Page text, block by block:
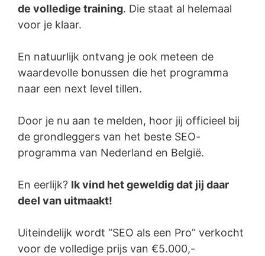
de volledige training. Die staat al helemaal
voor je klaar.
En natuurlijk ontvang je ook meteen de
waardevolle bonussen die het programma
naar een next level tillen.
Door je nu aan te melden, hoor jij officieel bij
de grondleggers van het beste SEO-
programma van Nederland en België.
En eerlijk? Ik vind het geweldig dat jij daar
deel van uitmaakt!
Uiteindelijk wordt “SEO als een Pro” verkocht
voor de volledige prijs van €5.000,-